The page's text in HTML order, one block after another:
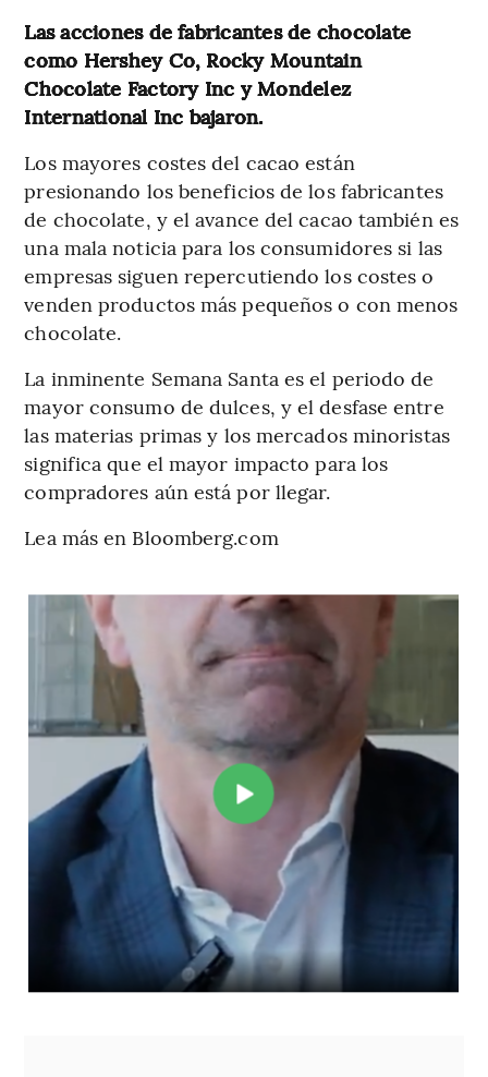
Las acciones de fabricantes de chocolate
como Hershey Co, Rocky Mountain
Chocolate Factory Inc y Mondelez
International Inc bajaron.
Los mayores costes del cacao están
presionando los beneficios de los fabricantes
de chocolate, y el avance del cacao también es
una mala noticia para los consumidores si las
empresas siguen repercutiendo los costes o
venden productos más pequeños o con menos
chocolate.
La inminente Semana Santa es el periodo de
mayor consumo de dulces, y el desfase entre
las materias primas y los mercados minoristas
significa que el mayor impacto para los
compradores aún está por llegar.
Lea más en Bloomberg.com